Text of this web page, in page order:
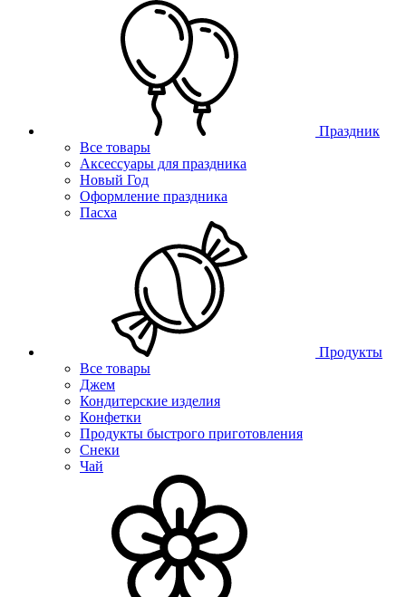
Праздник
Все товары
Аксессуары для праздника
Новый Год
Оформление праздника
Пасха
Продукты
Все товары
Джем
Кондитерские изделия
Конфетки
Продукты быстрого приготовления
Снеки
Чай